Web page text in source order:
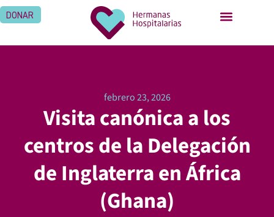
DONAR
febrero 23, 2026
Visita canónica a los
centros de la Delegación
de Inglaterra en África
(Ghana)